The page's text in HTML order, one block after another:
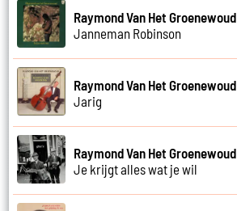
Raymond Van Het Groenewoud
Janneman Robinson
Raymond Van Het Groenewoud
Jarig
Raymond Van Het Groenewoud
Je krijgt alles wat je wil